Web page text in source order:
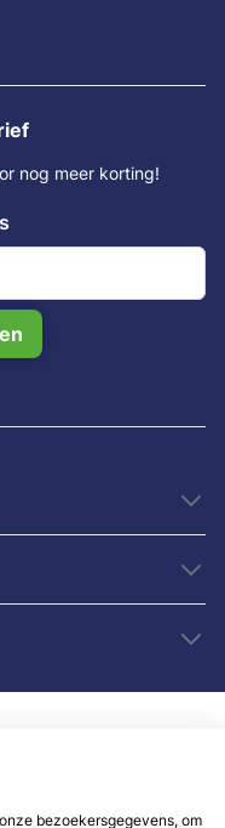
nog meer korting!
bezoekersgegevens, om